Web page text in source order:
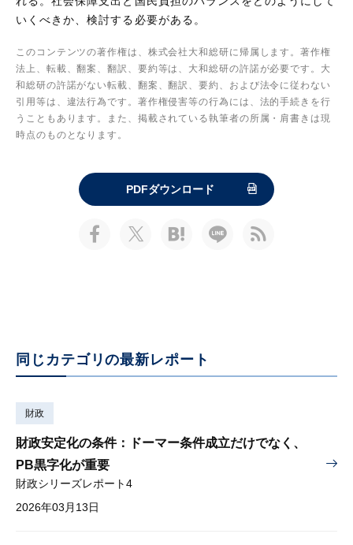
いくべきか、検討する必要がある。
このコンテンツの著作権は、株式会社大和総研に帰属します。著作権
法上、転載、翻案、翻訳、要約等は、大和総研の許諾が必要です。大
和総研の許諾がない転載、翻案、翻訳、要約、および法令に従わない
引用等は、違法行為です。著作権侵害等の行為には、法的手続きを行
うこともあります。また、掲載されている執筆者の所属・肩書きは現
時点のものとなります。
PDFダウンロード
同じカテゴリの最新レポート
財政
財政安定化の条件：ドーマー条件成立だけでなく、
PB黒字化が重要
財政シリーズレポート4
2026年03月13日